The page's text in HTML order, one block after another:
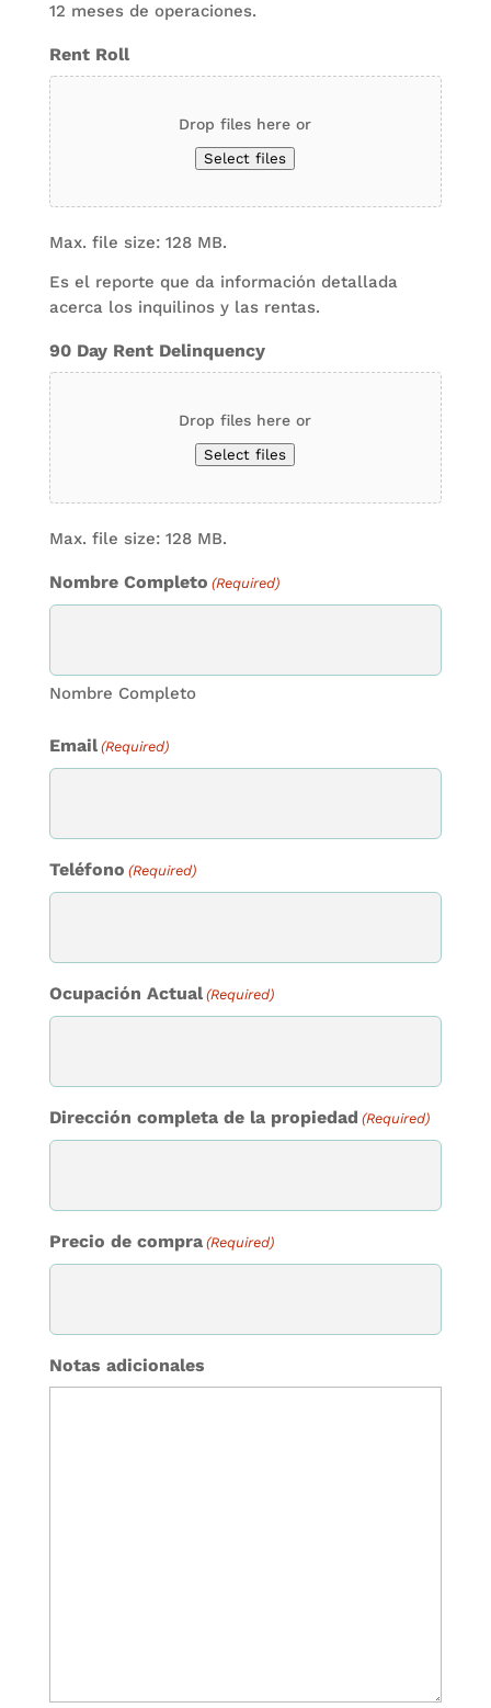
12 meses de operaciones.
Rent Roll
Drop files here or
Select files
Max. file size: 128 MB.
Es el reporte que da información detallada
acerca los inquilinos y las rentas.
90 Day Rent Delinquency
Drop files here or
Select files
Max. file size: 128 MB.
Nombre Completo (Required)
Nombre Completo
Email (Required)
Teléfono (Required)
Ocupación Actual (Required)
Dirección completa de la propiedad (Required)
Precio de compra (Required)
Notas adicionales